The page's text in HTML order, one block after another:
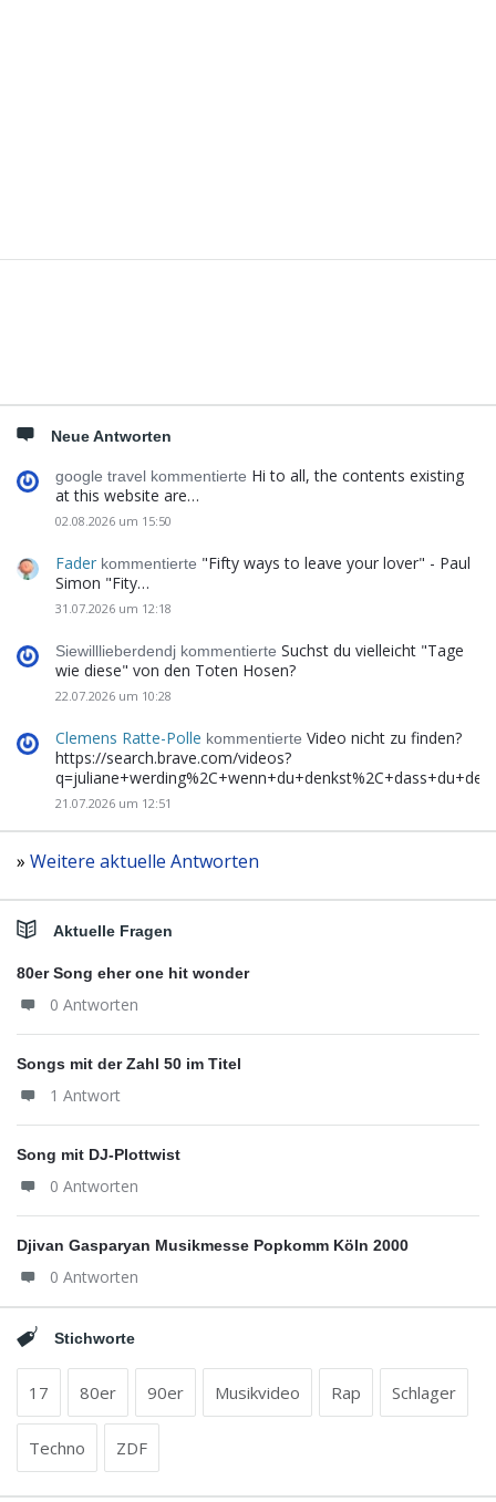
Neue Antworten
google travel kommentierte Hi to all, the contents existing
at this website are…
02.08.2026 um 15:50
Fader kommentierte "Fifty ways to leave your lover" - Paul
Simon "Fity…
31.07.2026 um 12:18
Siewilllieberdendj kommentierte Suchst du vielleicht "Tage
wie diese" von den Toten Hosen?
22.07.2026 um 10:28
Clemens Ratte-Polle kommentierte Video nicht zu finden?
https://search.brave.com/videos?
21.07.2026 um 12:51
» Weitere aktuelle Antworten
Aktuelle Fragen
80er Song eher one hit wonder
0 Antworten
Songs mit der Zahl 50 im Titel
1 Antwort
Song mit DJ-Plottwist
0 Antworten
Djivan Gasparyan Musikmesse Popkomm Köln 2000
0 Antworten
Stichworte
17 80er 90er Musikvideo Rap Schlager
Techno ZDF